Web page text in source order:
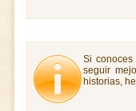
Si
seguir
historias,